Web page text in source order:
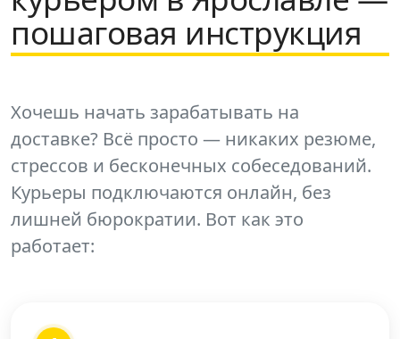
пошаговая инструкция
Хочешь начать зарабатывать на
доставке? Всё просто — никаких резюме,
стрессов и бесконечных собеседований.
Курьеры подключаются онлайн, без
лишней бюрократии. Вот как это
работает: